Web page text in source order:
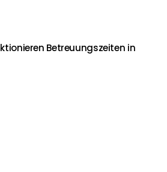
Betreuungszeiten in